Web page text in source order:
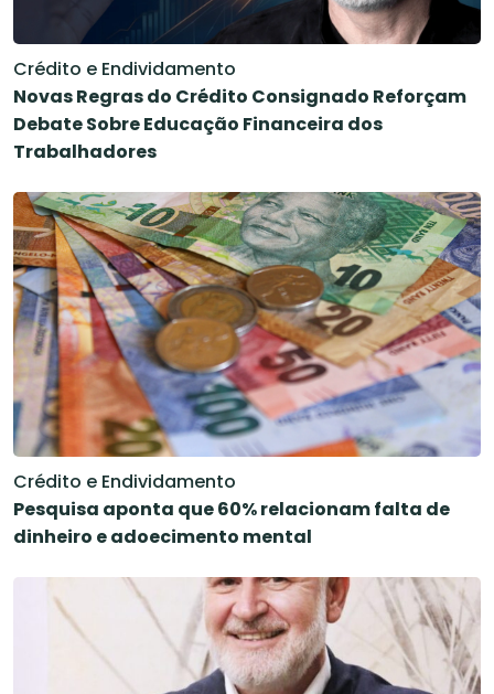
Crédito e Endividamento
Novas Regras do Crédito Consignado Reforçam
Debate Sobre Educação Financeira dos
Trabalhadores
Crédito e Endividamento
Pesquisa aponta que 60% relacionam falta de
dinheiro e adoecimento mental